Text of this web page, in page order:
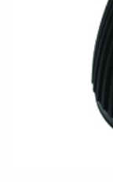
VÕTA MEIEGA